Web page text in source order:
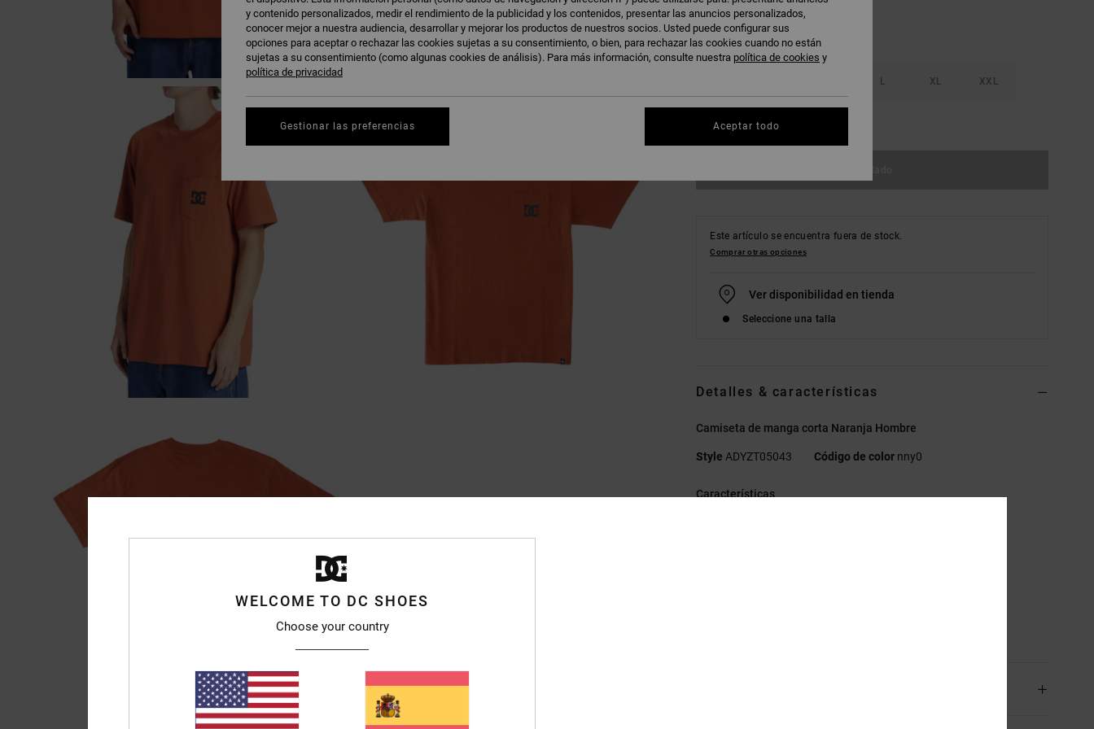
L XL XXL
Ver guía de tallas
Este artículo se encuentra fuera de stock.
Comprar otras opciones
Ver disponibilidad en tienda
Seleccione una talla
Detalles & características
Camiseta de manga corta Naranja Hombre
Style ADYZT05043 Código de color nny0
Características
WELCOME TO DC SHOES
Choose your country
y contenido personalizados, medir el rendimiento de la publicidad y los contenidos, presentar las anuncios personalizados,
conocer mejor a nuestra audiencia, desarrollar y mejorar los productos de nuestros socios. Usted puede configurar sus
opciones para aceptar o rechazar las cookies sujetas a su consentimiento, o bien, para rechazar las cookies cuando no están
sujetas a su consentimiento (como algunas cookies de análisis). Para más información, consulte nuestra política de cookies y
política de privacidad
Gestionar las preferencias Aceptar todo